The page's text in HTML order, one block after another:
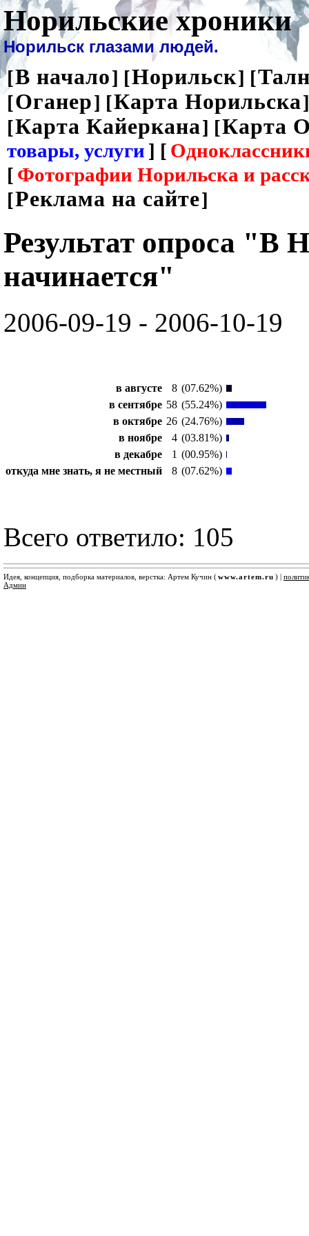
Норильские хроники
Норильск глазами людей.
[В начало] [Норильск] [
[Оганер] [Карта Норильска
[Карта Кайеркана] [Карта
товары, услуги ] [
[ Фотографии Норильска и
[Реклама на сайте]
Результат опроса "В
начинается"
2006-09-19 - 2006-10-19
в августе 8 (07.62%)
в сентябре 58 (55.24%)
в октябре 26 (24.76%)
в ноябре
4 (03.81%)
в декабре
1 (00.95%)
откуда мне знать, я не местный
8 (07.62%)
Всего ответило: 105
Идея, концепция, подборка материалов, верстка: Артем Кучин (www.artem.ru ) |
Админ